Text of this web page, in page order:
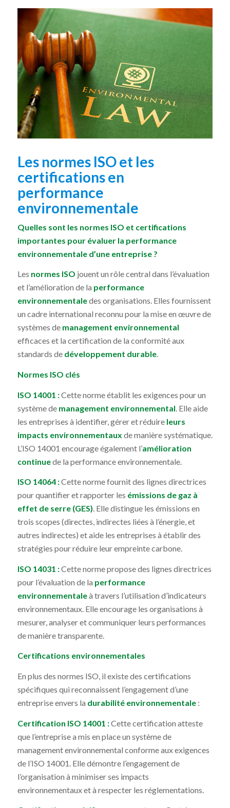
Les normes ISO et les
certifications en
performance
environnementale
Quelles sont les normes ISO et certifications
importantes pour évaluer la performance
environnementale d’une entreprise ?
Les normes ISO jouent un rôle central dans l’évaluation
et l’amélioration de la performance
environnementaledes organisations. Elles fournissent
un cadre international reconnu pour la mise en œuvre de
systèmes de management environnemental
efficaces et la certification de la conformité aux
standards de développement durable.
Normes ISO clés
ISO 14001 :Cette norme établit les exigences pour un
système de management environnemental . Elle aide
les entreprises à identifier, gérer et réduire leurs
impacts environnementaux de manière systématique.
L’ISO 14001 encourage également l’amélioration
continuede la performance environnementale.
ISO 14064 :Cette norme fournit des lignes directrices
pour quantifier et rapporter les émissions de gaz à
effet de serre (GES). Elle distingue les émissions en
trois scopes (directes, indirectes liées à l’énergie, et
autres indirectes) et aide les entreprises à établir des
stratégies pour réduire leur empreinte carbone.
ISO 14031 :Cette norme propose des lignes directrices
pour l’évaluation de la performance
environnementaleà travers l’utilisation d’indicateurs
environnementaux. Elle encourage les organisations à
mesurer, analyser et communiquer leurs performances
de manière transparente.
Certifications environnementales
En plus des normes ISO, il existe des certifications
spécifiques qui reconnaissent l’engagement d’une
entreprise envers la durabilité environnementale:
Certification ISO 14001 :Cette certification atteste
que l’entreprise a mis en place un système de
management environnemental conforme aux exigences
de l’ISO 14001. Elle démontre l’engagement de
l’organisation à minimiser ses impacts
environnementaux et à respecter les réglementations.